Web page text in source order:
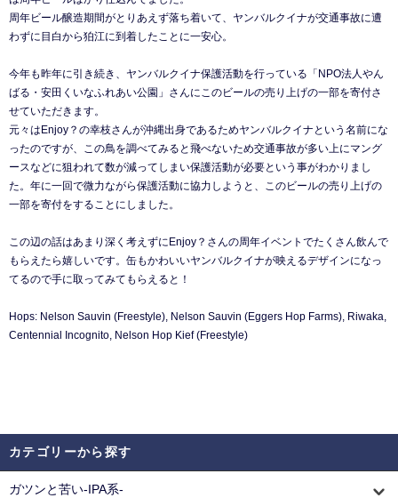
周年ビール醸造期間がとりあえず落ち着いて、ヤンバルクイナが交通事故に遭
わずに目白から狛江に到着したことに一安心。
今年も昨年に引き続き、ヤンバルクイナ保護活動を行っている「NPO法人やん
ばる・安田くいなふれあい公園」さんにこのビールの売り上げの一部を寄付さ
せていただきます。
元々はEnjoy？の幸枝さんが沖縄出身であるためヤンバルクイナという名前にな
ったのですが、この鳥を調べてみると飛べないため交通事故が多い上にマング
ースなどに狙われて数が減ってしまい保護活動が必要という事がわかりまし
た。年に一回で微力ながら保護活動に協力しようと、このビールの売り上げの
一部を寄付をすることにしました。
この辺の話はあまり深く考えずにEnjoy？さんの周年イベントでたくさん飲んで
もらえたら嬉しいです。缶もかわいいヤンバルクイナが映えるデザインになっ
てるので手に取ってみてもらえると！
Hops: Nelson Sauvin (Freestyle), Nelson Sauvin (Eggers Hop Farms), Riwaka,
Centennial Incognito, Nelson Hop Kief (Freestyle)
カテゴリーから探す
ガツンと苦い-IPA系-